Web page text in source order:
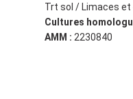
Trt sol / Limaces
Cultures
AMM : 2230840